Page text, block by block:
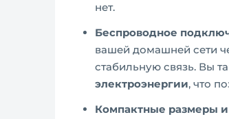
нет.
Беспроводное
вашей домашней сети
стабильную связь. Вы
электроэнергии, что
Компактные размеры и